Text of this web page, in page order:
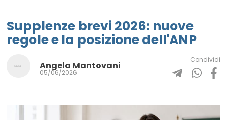
Supplenze brevi 2026: nuove
regole e la posizione dell'ANP
Angela Mantovani
05/06/2026
Condividi